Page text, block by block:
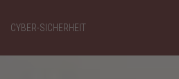
CYBER-SICHERHEIT